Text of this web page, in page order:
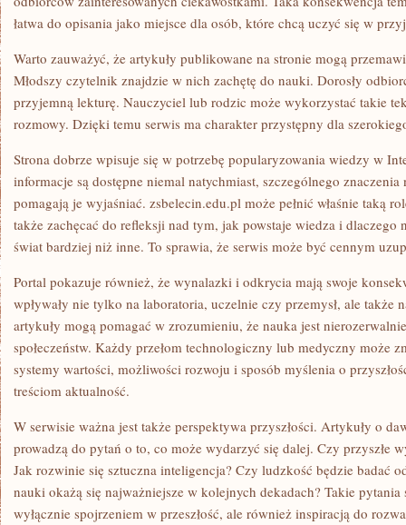
łatwa do opisania jako miejsce dla osób, które chcą uczyć się w
Warto zauważyć, że artykuły publikowane na stronie mogą
Młodszy czytelnik znajdzie w nich zachętę do nauki. Dorosły
przyjemną lekturę. Nauczyciel lub rodzic może wykorzystać takie
rozmowy. Dzięki temu serwis ma charakter przystępny dla
Strona dobrze wpisuje się w potrzebę popularyzowania wiedzy w
informacje są dostępne niemal natychmiast, szczególnego
pomagają je wyjaśniać. zsbelecin.edu.pl może pełnić właśnie taką
także zachęcać do refleksji nad tym, jak powstaje wiedza i dlaczego
świat bardziej niż inne. To sprawia, że serwis może być cennym
Portal pokazuje również, że wynalazki i odkrycia mają swoje
wpływały nie tylko na laboratoria, uczelnie czy przemysł, ale także
artykuły mogą pomagać w zrozumieniu, że nauka jest
społeczeństw. Każdy przełom technologiczny lub medyczny może
systemy wartości, możliwości rozwoju i sposób myślenia o
treściom aktualność.
W serwisie ważna jest także perspektywa przyszłości. Artykuły o
prowadzą do pytań o to, co może wydarzyć się dalej. Czy przyszłe
Jak rozwinie się sztuczna inteligencja? Czy ludzkość będzie badać
nauki okażą się najważniejsze w kolejnych dekadach? Takie pytania
wyłącznie spojrzeniem w przeszłość, ale również inspiracją do